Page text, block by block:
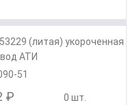
(литая) укороченная
АТИ
51
₽ 0 шт.